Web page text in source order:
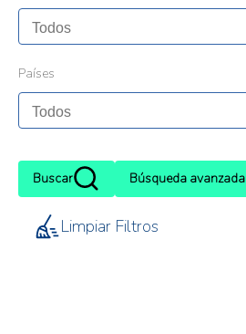
Países
Buscar Búsqueda avanzada
Limpiar Filtros